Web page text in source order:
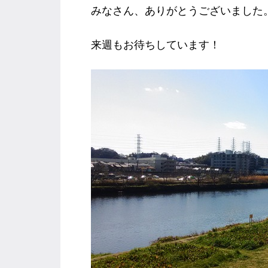
みなさん、ありがとうございました
来週もお待ちしています！